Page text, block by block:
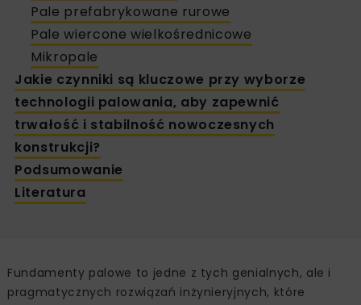
Pale prefabrykowane rurowe
Pale wiercone wielkośrednicowe
Mikropale
Jakie czynniki są kluczowe przy wyborze
technologii palowania, aby zapewnić
trwałość i stabilność nowoczesnych
konstrukcji?
Podsumowanie
Literatura
Fundamenty palowe to jedne z tych genialnych, ale i
pragmatycznych rozwiązań inżynieryjnych, które